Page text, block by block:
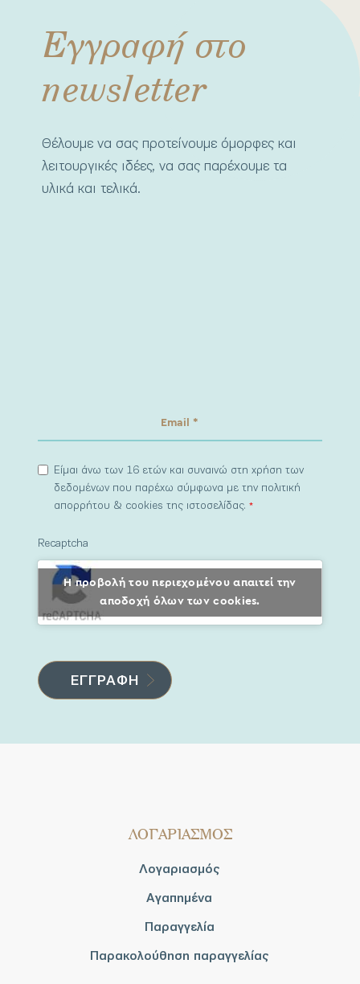
Εγγραφή στο
newsletter
Θέλουμε να σας προτείνουμε όμορφες και
λειτουργικές ιδέες, να σας παρέχουμε τα
υλικά και τελικά.
Είμαι άνω των 16 ετών και συναινώ στη χρήση των
δεδομένων που παρέχω σύμφωνα με την πολιτική
απορρήτου & cookies της ιστοσελίδας.*
Recaptcha
Η προβολή του περιεχομένου απαιτεί την
αποδοχή όλων των cookies.
ΛΟΓΑΡΙΑΣΜΟΣ
Λογαριασμός
Αγαπημένα
Παραγγελία
Παρακολούθηση παραγγελίας